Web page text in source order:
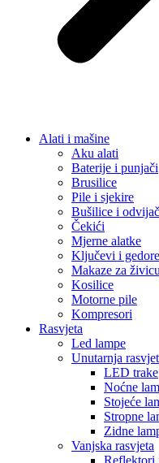
Alati i mašine
Aku alati
Baterije i punjači
Brusilice
Pile i sjekire
Bušilice i
Čekići
Mjerne alatke
Ključevi i gedore
Makaze za živicu
Kosilice
Motorne pile
Kompresori
Rasvjeta
Led lampe
Unutarnja
LED trake
Noćne
Stojeće
Stropne
Zidne
Vanjska rasvjeta
Reflektori